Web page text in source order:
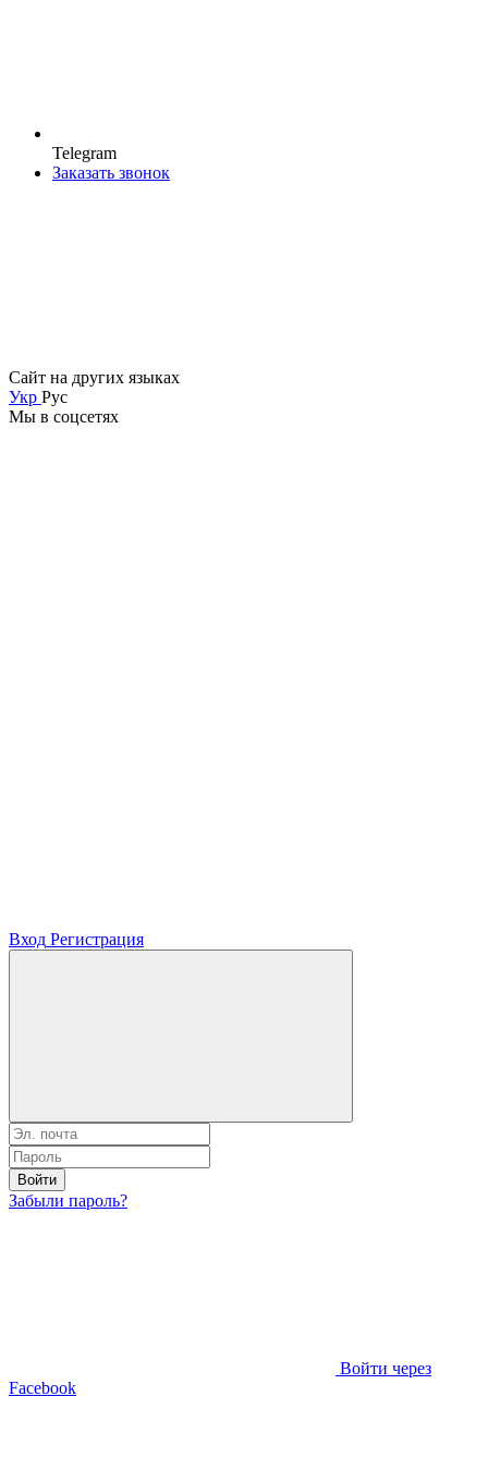
Telegram
Заказать звонок
Сайт на других языках
Укр Рус
Мы в соцсетях
Вход Регистрация
Войти
Забыли пароль?
Войти через
Facebook